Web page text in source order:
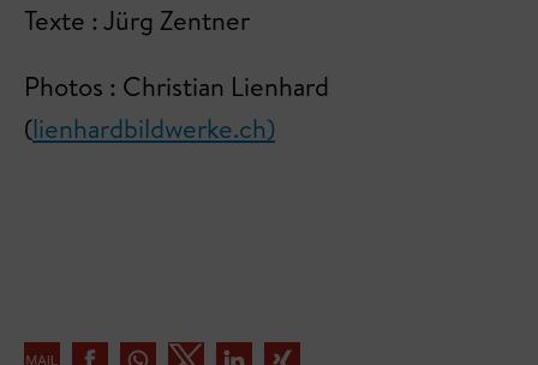
Texte : Jürg Zentner
Photos : Christian Lienhard
(lienhardbildwerke.ch)